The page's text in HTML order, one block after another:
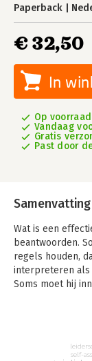
Paperback
€ 32,50
In
Op voorraad
Vandaag
Gratis
Past door
Samenvatting
Wat is een
beantwoorden.
regels houden,
interpreteren als
Soms moet hij
leiderschap. Hij
self-